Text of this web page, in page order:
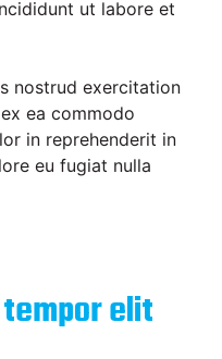
ut labore et
nostrud exercitation
ea commodo
in reprehenderit in
eu fugiat nulla
elit